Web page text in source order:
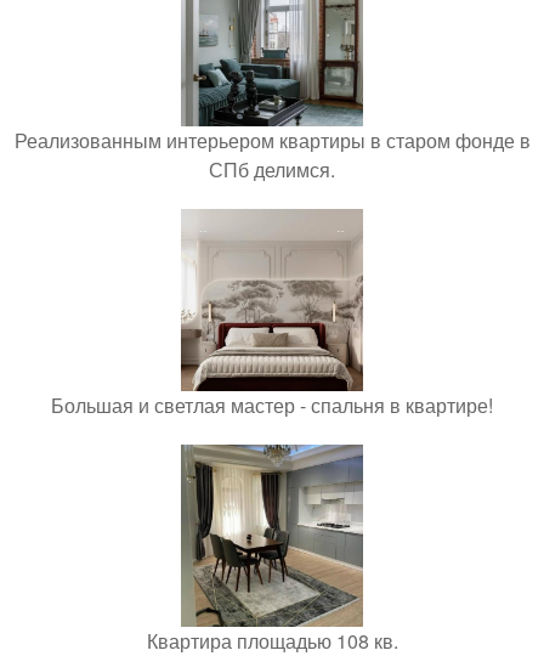
Реализованным интерьером квартиры в старом фонде в
СПб делимся.
Большая и светлая мастер - спальня в квартире!
Квартира площадью 108 кв.